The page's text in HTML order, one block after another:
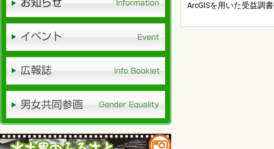
ArcGISを用いた受益調